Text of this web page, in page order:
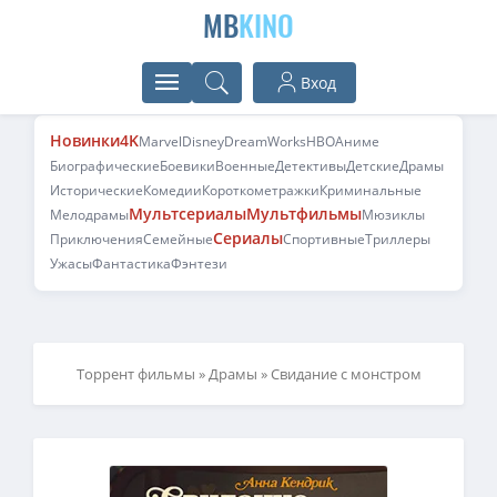
MBKINO
Вход
Новинки4KMarvelDisneyDreamWorksHBOАниме
БиографическиеБоевикиВоенныеДетективыДетскиеДрамы
ИсторическиеКомедииКороткометражкиКриминальные
МелодрамыМультсериалыМультфильмыМюзиклы
ПриключенияСемейныеСериалыСпортивныеТриллеры
УжасыФантастикаФэнтези
Торрент фильмы »Драмы » Свидание с монстром